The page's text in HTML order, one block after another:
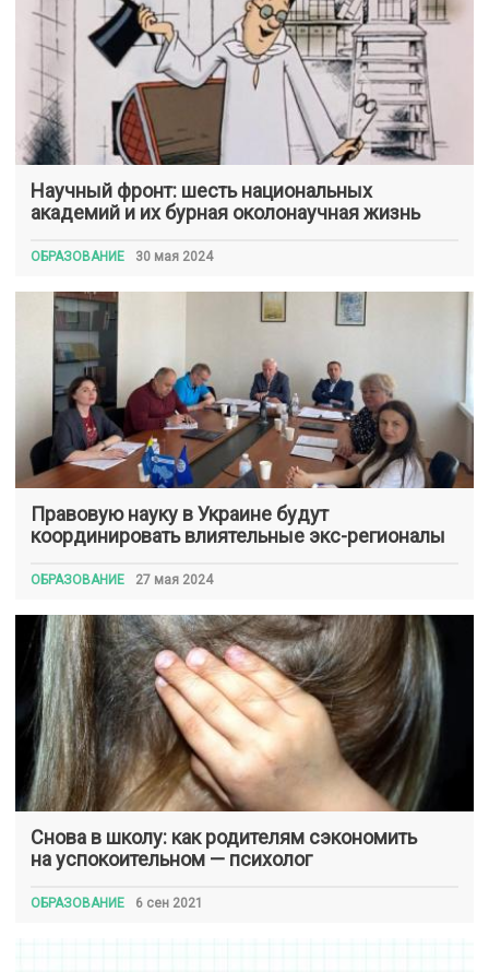
Научный фронт: шесть национальных
академий и их бурная околонаучная жизнь
ОБРАЗОВАНИЕ 30 мая 2024
Правовую науку в Украине будут
координировать влиятельные экс-регионалы
ОБРАЗОВАНИЕ 27 мая 2024
Снова в школу: как родителям сэкономить
на успокоительном — психолог
ОБРАЗОВАНИЕ 6 сен 2021